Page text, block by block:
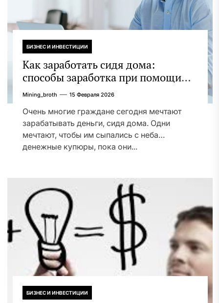
БИЗНЕС И ИНВЕСТИЦИИ
Как заработать сидя дома:
способы заработка при помощи
Интернета и без него
Mining_broth 15 Февраля 2026
Очень многие граждане сегодня мечтают
зарабатывать деньги, сидя дома. Одни
мечтают, чтобы им сыпались с неба
денежные купюры, пока они...
БИЗНЕС И ИНВЕСТИЦИИ